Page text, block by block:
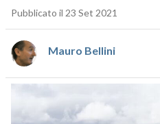
Pubblicato il 23 Set 2021
Mauro Bellini